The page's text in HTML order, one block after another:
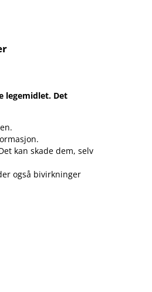
legemidlet. Det
kan skade dem, selv
også bivirkninger